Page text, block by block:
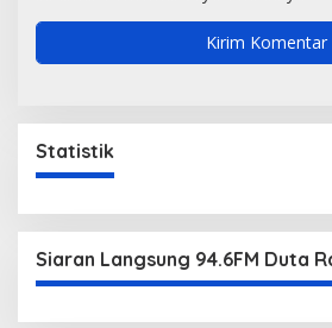
Statistik
Siaran Langsung 94.6FM Duta